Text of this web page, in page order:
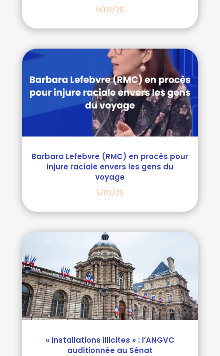
9/02/26
Barbara Lefebvre (RMC) en procès pour
injure raciale envers les gens du
voyage
5/02/26
« Installations illicites » : l’ANGVC
auditionnée au Sénat